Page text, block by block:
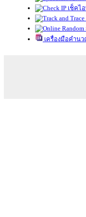
เช็คไ
เครื่องมือคำน